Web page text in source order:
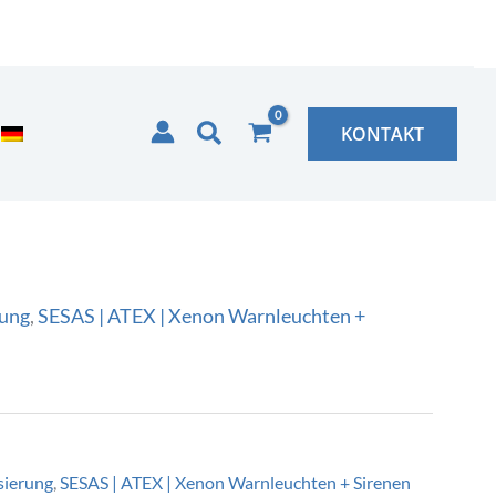
Suchen KONTAKT
,SESAS | ATEX | Xenon Warnleuchten +
,SESAS | ATEX | Xenon Warnleuchten + Sirenen